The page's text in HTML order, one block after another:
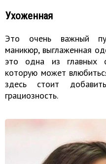
Ухоженная
Это очень важный
маникюр, выглаженная
это одна из главных
которую может
здесь стоит
грациозность.